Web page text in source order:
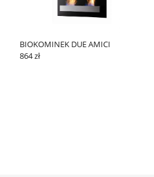
BIOKOMINEK DUE AMICI
864 zł